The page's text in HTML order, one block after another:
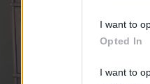
I want to
Opted In
I want to